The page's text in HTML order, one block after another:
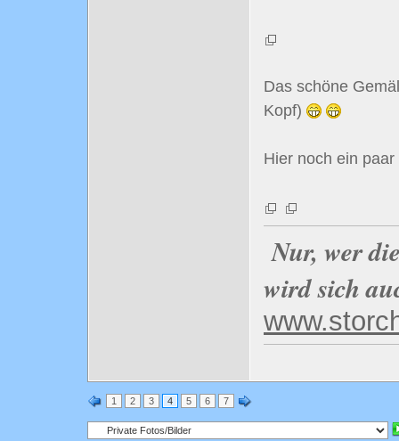
Das schöne
Kopf)
Hier noch ein
Nur, wer
wird sich
1 2 3 4 5 6 7